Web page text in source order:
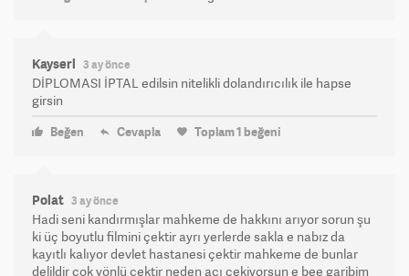
Kayseri 3 ay önce
DİPLOMASI İPTAL edilsin nitelikli dolandırıcılık ile hapse
girsin
Beğen Cevapla Toplam1 beğeni
Polat 3 ay önce
Hadi seni kandırmışlar mahkeme de hakkını arıyor sorun şu
ki üç boyutlu filmini çektir ayrı yerlerde sakla e nabız da
kayıtlı kalıyor devlet hastanesi çektir mahkeme de bunlar
delildir çok yönlü çektir neden acı çekiyorsun e bee garibim